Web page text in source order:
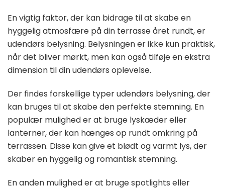
En vigtig faktor, der kan bidrage til at skabe en
hyggelig atmosfære på din terrasse året rundt, er
udendørs belysning. Belysningen er ikke kun praktisk,
når det bliver mørkt, men kan også tilføje en ekstra
dimension til din udendørs oplevelse.
Der findes forskellige typer udendørs belysning, der
kan bruges til at skabe den perfekte stemning. En
populær mulighed er at bruge lyskæder eller
lanterner, der kan hænges op rundt omkring på
terrassen. Disse kan give et blødt og varmt lys, der
skaber en hyggelig og romantisk stemning.
En anden mulighed er at bruge spotlights eller